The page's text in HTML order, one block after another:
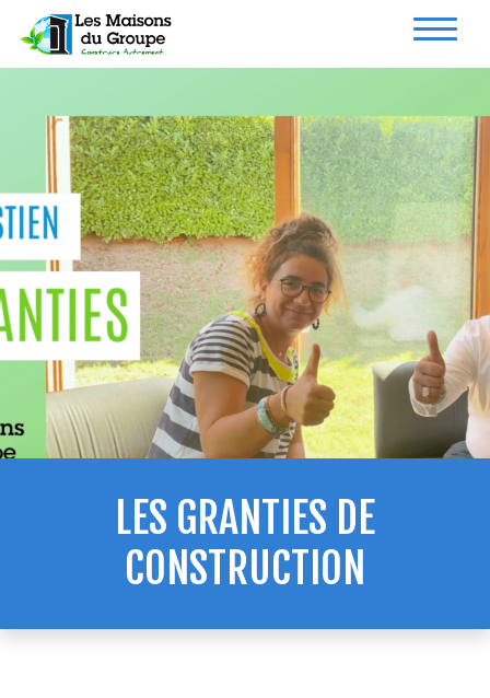
LES GRANTIES DE
CONSTRUCTION